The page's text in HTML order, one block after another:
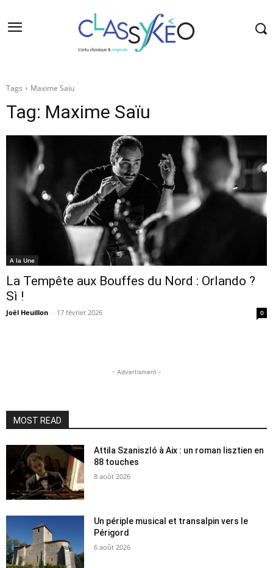
Tags Maxime Saïu
Tag: Maxime Saïu
A la Une
La Tempête aux Bouffes du Nord : Orlando ?
Sì !
Joël Heuillon - 17 février 2026 0
- Advertisment -
MOST READ
Attila Szaniszló à Aix : un roman lisztien en
88 touches
8 août 2026
Un périple musical et transalpin vers le
Périgord
6 août 2026